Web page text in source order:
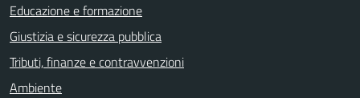
Educazione e formazione
Giustizia e sicurezza pubblica
Tributi, finanze e contravvenzioni
Ambiente